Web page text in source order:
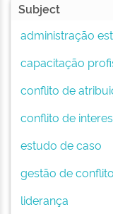
Subject
administração
capacitação
conflito de
conflito de
estudo de caso
gestão de
liderança